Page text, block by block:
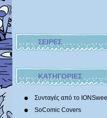
ΣΕΙΡΕΣ
ΚΑΤΗΓΟΡΙΕΣ
Συνταγές από το
SoComic Covers